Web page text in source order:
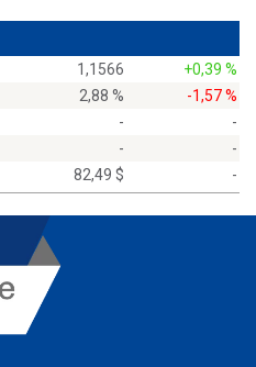
1,1566
+0,39 %
2,88 %
-1,57 %
-
-
-
-
82,49 $ -